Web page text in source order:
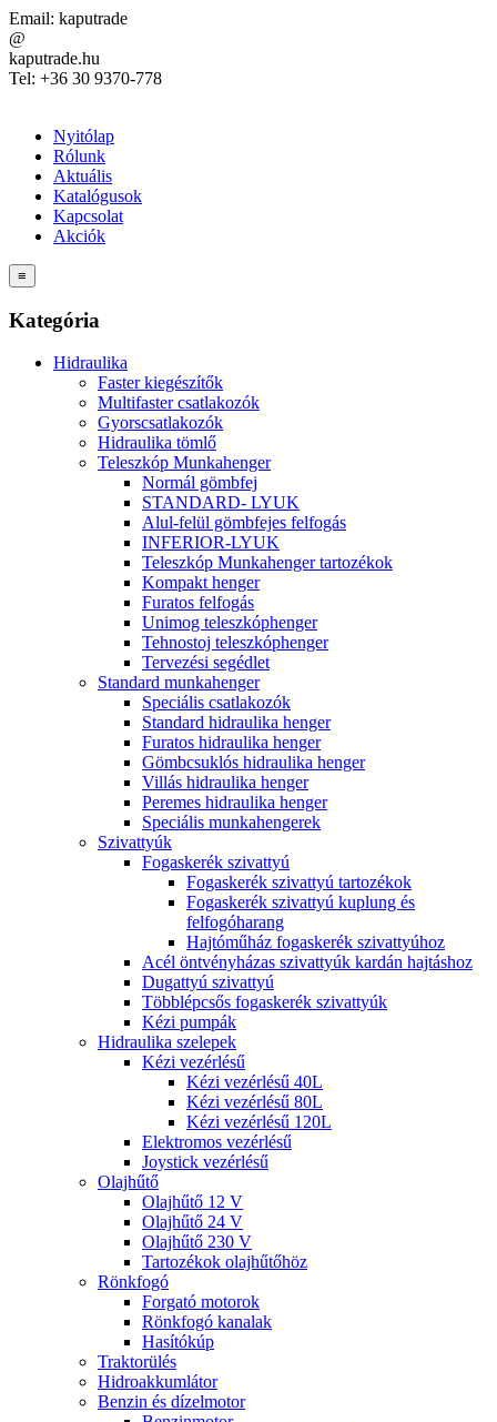
Email: kaputrade
@
kaputrade.hu
Tel: +36 30 9370-778
Nyitólap
Rólunk
Aktuális
Katalógusok
Kapcsolat
Akciók
≡
Kategória
Hidraulika
Faster kiegészítők
Multifaster csatlakozók
Gyorscsatlakozók
Hidraulika tömlő
Teleszkóp Munkahenger
Normál gömbfej
STANDARD- LYUK
Alul-felül gömbfejes felfogás
INFERIOR-LYUK
Teleszkóp Munkahenger tartozékok
Kompakt henger
Furatos felfogás
Unimog teleszkóphenger
Tehnostoj teleszkóphenger
Tervezési segédlet
Standard munkahenger
Speciális csatlakozók
Standard hidraulika henger
Furatos hidraulika henger
Gömbcsuklós hidraulika henger
Villás hidraulika henger
Peremes hidraulika henger
Speciális munkahengerek
Szivattyúk
Fogaskerék szivattyú
Fogaskerék szivattyú tartozékok
Fogaskerék szivattyú kuplung és
felfogóharang
Hajtóműház fogaskerék szivattyúhoz
Acél öntvényházas szivattyúk kardán hajtáshoz
Dugattyú szivattyú
Többlépcsős fogaskerék szivattyúk
Kézi pumpák
Hidraulika szelepek
Kézi vezérlésű
Kézi vezérlésű 40L
Kézi vezérlésű 80L
Kézi vezérlésű 120L
Elektromos vezérlésű
Joystick vezérlésű
Olajhűtő
Olajhűtő 12 V
Olajhűtő 24 V
Olajhűtő 230 V
Tartozékok olajhűtőhöz
Rönkfogó
Forgató motorok
Rönkfogó kanalak
Hasítókúp
Traktorülés
Hidroakkumlátor
Benzin és dízelmotor